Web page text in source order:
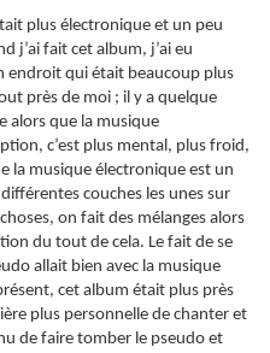
plus électronique et un peu
j’ai fait cet album, j’ai eu
endroit qui était beaucoup plus
près de moi ; il y a quelque
alors que la musique
c’est plus mental, plus froid,
la musique électronique est un
couches les unes sur
on fait des mélanges alors
du tout de cela. Le fait de se
allait bien avec la musique
cet album était plus près
plus personnelle de chanter et
de faire tomber le pseudo et